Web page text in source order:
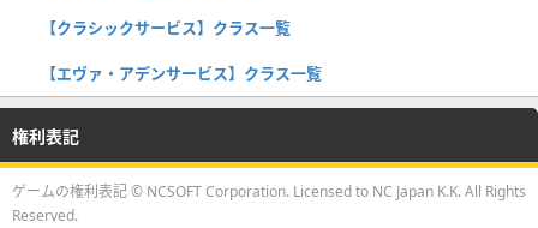
【クラシックサービス】クラス一覧
【エヴァ・アデンサービス】クラス一覧
権利表記
ゲームの権利表記 © NCSOFT Corporation. Licensed to NC Japan K.K. All Rights
Reserved.